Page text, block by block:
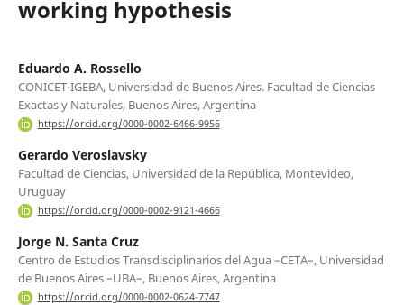
working hypothesis
Eduardo A. Rossello
CONICET-IGEBA, Universidad de Buenos Aires. Facultad de Ciencias
Exactas y Naturales, Buenos Aires, Argentina
https://orcid.org/0000-0002-6466-9956
Gerardo Veroslavsky
Facultad de Ciencias, Universidad de la República, Montevideo,
Uruguay
https://orcid.org/0000-0002-9121-4666
Jorge N. Santa Cruz
Centro de Estudios Transdisciplinarios del Agua –CETA–, Universidad
de Buenos Aires –UBA–, Buenos Aires, Argentina
https://orcid.org/0000-0002-0624-7747